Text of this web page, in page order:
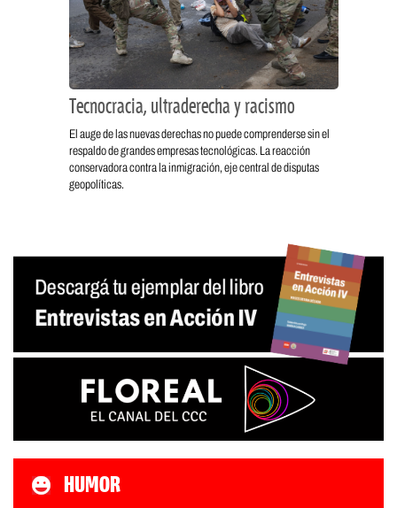
Tecnocracia, ultraderecha y racismo
El auge de las nuevas derechas no puede comprenderse sin el
respaldo de grandes empresas tecnológicas. La reacción
conservadora contra la inmigración, eje central de disputas
geopolíticas.
HUMOR